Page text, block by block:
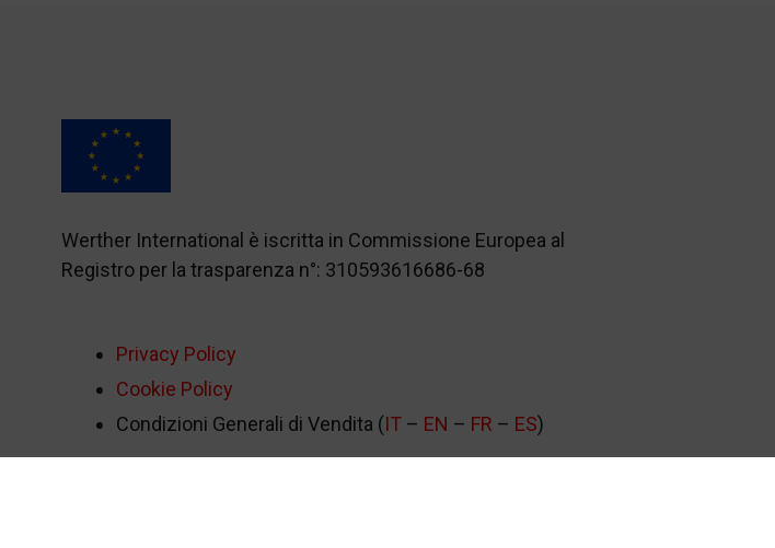
Werther International è iscritta in Commissione Europea al
Registro per la trasparenza n°: 310593616686-68
Privacy Policy
Cookie Policy
Condizioni Generali di Vendita (IT – EN – FR – ES)